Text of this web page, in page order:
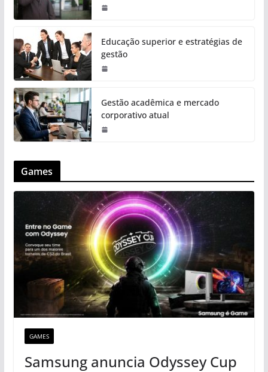
Educação superior e estratégias de
gestão
Gestão acadêmica e mercado
corporativo atual
Games
GAMES
Samsung anuncia Odyssey Cup